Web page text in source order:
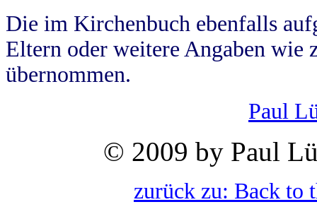
Die im Kirchenbuch ebenfalls
Eltern oder weitere Angaben wie
übernommen.
Paul
© 2009 by Paul
zurück zu: Back to